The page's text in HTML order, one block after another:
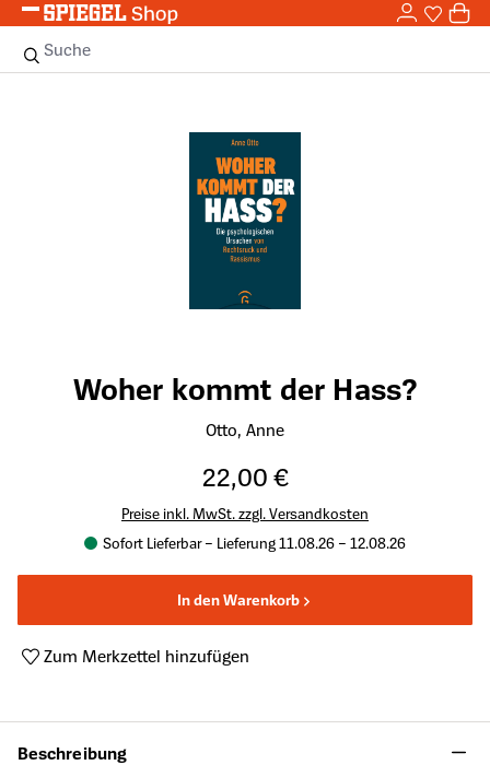
Zum Hauptinhalt springen 0
Suche
Woher kommt der Hass?
Otto, Anne
22,00 €
Preise inkl. MwSt. zzgl. Versandkosten
Sofort Lieferbar – Lieferung 11.08.26 – 12.08.26
In den Warenkorb
Zum Merkzettel hinzufügen
Beschreibung